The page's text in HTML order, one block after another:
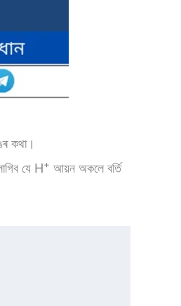
কথা।
যে H+ আয়ন অকলে বৰ্তি